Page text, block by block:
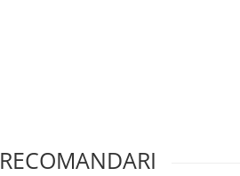
RECOMANDARI